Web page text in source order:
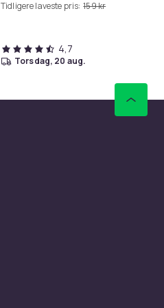
Tidligere laveste pris: 159 kr
4,7
torsdag, 20 aug.